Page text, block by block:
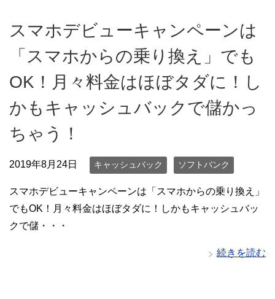
スマホデビューキャンペーンは
「スマホからの乗り換え」でも
OK！月々料金はほぼタダに！し
かもキャッシュバックで儲かっ
ちゃう！
2019年8月24日 キャッシュバック ソフトバンク
スマホデビューキャンペーンは「スマホからの乗り換え」
でもOK！月々料金はほぼタダに！しかもキャッシュバッ
クで儲・・・
続きを読む